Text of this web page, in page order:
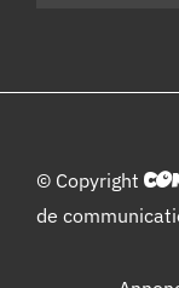
© Copyright
de